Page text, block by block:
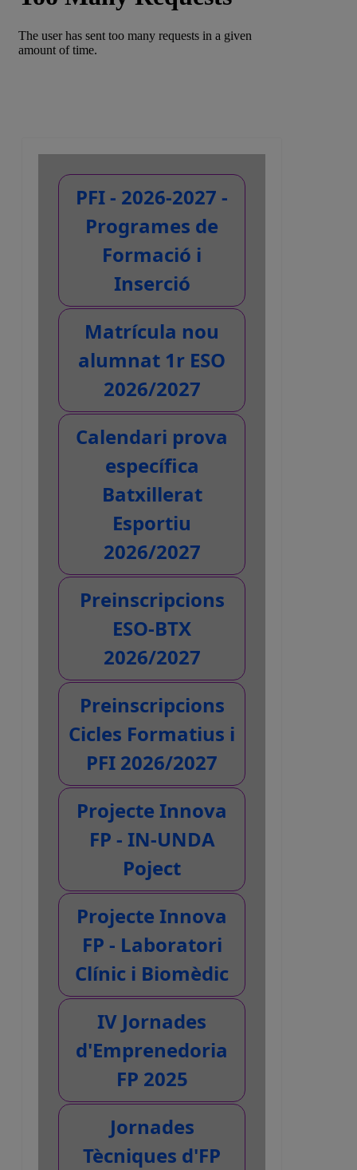
PFI - 2026-2027 -
Programes de
Formació i
Inserció
Matrícula nou
alumnat 1r ESO
2026/2027
Calendari prova
específica
Batxillerat
Esportiu
2026/2027
Preinscripcions
ESO-BTX
2026/2027
Preinscripcions
Cicles Formatius i
PFI 2026/2027
Projecte Innova
FP - IN-UNDA
Poject
Projecte Innova
FP - Laboratori
Clínic i Biomèdic
IV Jornades
d'Emprenedoria
FP 2025
Jornades
Tècniques d'FP